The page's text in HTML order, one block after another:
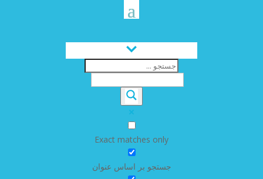
Exact matches only
جستجو بر اساس عنوان